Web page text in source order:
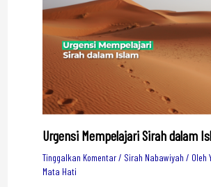
Urgensi Mempelajari Sirah dalam
Tinggalkan Komentar/ Sirah Nabawiyah / Oleh
Mata Hati